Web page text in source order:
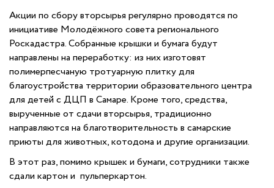
Акции по сбору вторсырья регулярно проводятся по
инициативе Молодёжного совета регионального
Роскадастра. Собранные крышки и бумага будут
направлены на переработку: из них изготовят
полимерпесчаную тротуарную плитку для
благоустройства территории образовательного центра
для детей с ДЦП в Самаре. Кроме того, средства,
вырученные от сдачи вторсырья, традиционно
направляются на благотворительность в самарские
приюты для животных, котодома и другие организации.
В этот раз, помимо крышек и бумаги, сотрудники также
сдали картон и пульперкартон.